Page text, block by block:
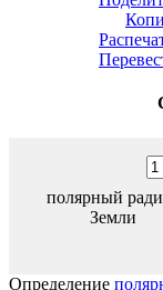
полярный
Земли
Определение